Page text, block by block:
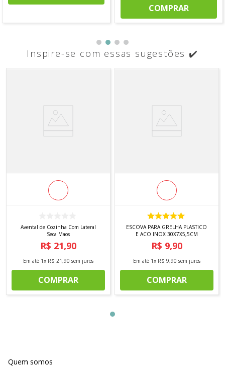
COMPRAR
Inspire-se com essas sugestões ✔️
Avental de Cozinha Com Lateral
Seca Maos
R$ 21,90
Em até 1x R$ 21,90 sem juros
COMPRAR
ESCOVA PARA GRELHA PLASTICO
E ACO INOX 30X7X5,5CM
R$ 9,90
Em até 1x R$ 9,90 sem juros
COMPRAR
Quem somos